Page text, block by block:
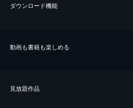
ダウンロード機能
動画も書籍も楽しめる
⾒放題作品